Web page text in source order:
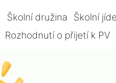
Školní družina Školní
Rozhodnutí o přijetí k PV